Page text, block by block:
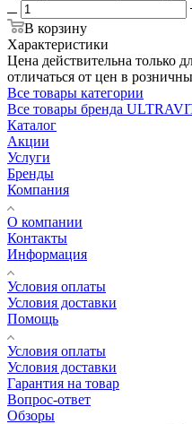
В корзину
Характеристики
Цена действительна только
отличаться от цен в
Все товары категории
Все товары бренда
Каталог
Акции
Услуги
Бренды
Компания
О компании
Контакты
Информация
Условия оплаты
Условия доставки
Помощь
Условия оплаты
Условия доставки
Гарантия на товар
Вопрос-ответ
Обзоры